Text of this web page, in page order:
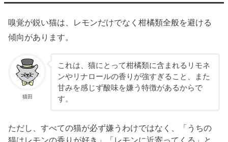
嗅覚が鋭い猫は、レモンだけでなく柑橘類全般を避ける
傾向があります。
猫田
これは、猫にとって柑橘類に含まれるリモネ
ンやリナロールの香りが強すぎること、また
甘みを感じず酸味を嫌う特徴があるからで
す。
ただし、すべての猫が必ず嫌うわけではなく、「うちの
猫はレモンの香りが好き」「レモンに近寄ってくる」と